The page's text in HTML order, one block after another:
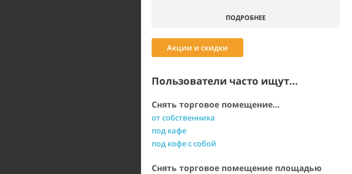
ПОДРОБНЕЕ
Акции и скидки
Пользователи часто ищут...
Снять торговое помещение...
от собственника
под кафе
под кофе с собой
Снять торговое помещение площадью